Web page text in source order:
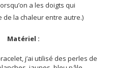
a les doigts qui
de la chaleur entre autre.)
Matériel :
j’ai utilisé des perles de